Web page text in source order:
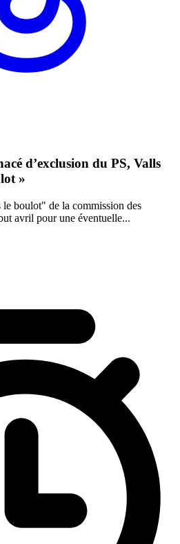
d’exclusion du PS, Valls
»
boulot" de la commission des
avril pour une éventuelle...